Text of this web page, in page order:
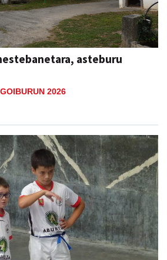
asteburu
2026